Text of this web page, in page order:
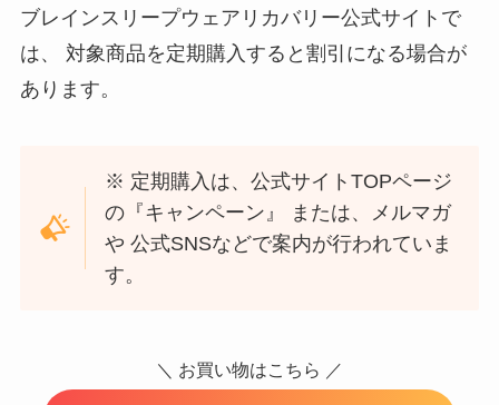
ブレインスリープウェアリカバリー公式サイトで
は、 対象商品を定期購入すると割引になる場合が
あります。
※ 定期購入は、公式サイトTOPページ
の『キャンペーン』 または、メルマガ
や 公式SNSなどで案内が行われていま
す。
＼ お買い物はこちら ／